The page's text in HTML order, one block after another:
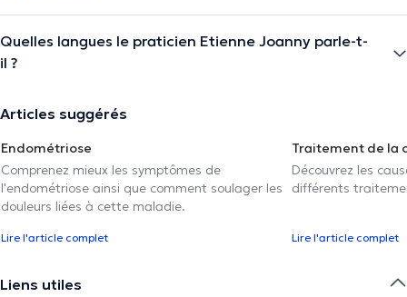
Quelles langues le praticien Etienne Joanny parle-t-
il ?
Articles suggérés
Endométriose
Comprenez mieux les symptômes de
l'endométriose ainsi que comment soulager les
douleurs liées à cette maladie.
Lire l'article complet
Traitement de la
Découvrez les
différents
Lire l'article complet
Liens utiles